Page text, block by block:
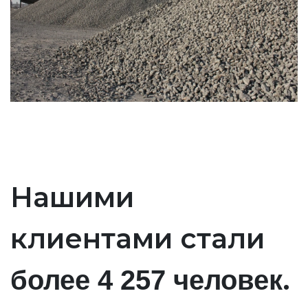
Нашими
клиентами стали
более 4 257 человек.